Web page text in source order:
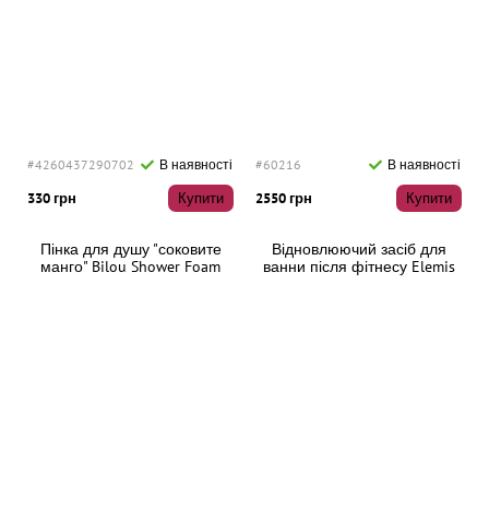
#4260437290702 В наявності
330 грн Купити
Пінка для душу "соковите
манго" Bilou Shower Foam
#60216 В наявності
2550 грн Купити
Відновлюючий засіб для
ванни після фітнесу Elemis